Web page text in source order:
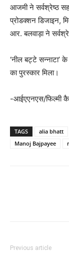
आजमी ने सर्वश्रेष्ठ
प्रोडक्शन डिजाइन,
आर. बलवाड़ा ने
‘नील बट्टे सन्नाटा’ के
का पुरस्कार मिला।
-आईएएनएस/फिल्‍मी
TAGS alia bhatt
Manoj Bajpayee
Previous article